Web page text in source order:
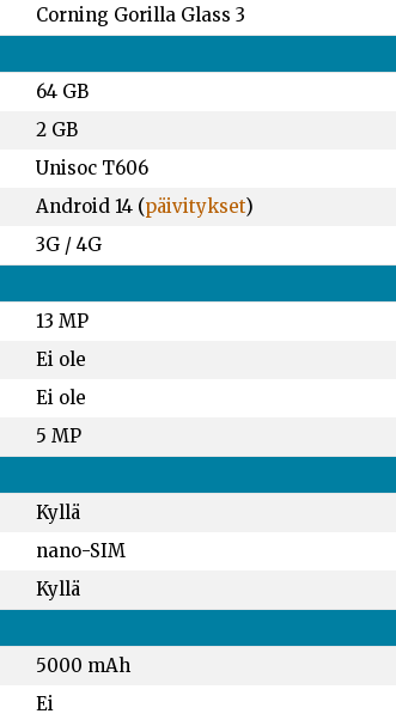
Corning Gorilla Glass 3
64 GB
2 GB
Unisoc T606
Android 14 (päivitykset)
3G / 4G
13 MP
Ei ole
Ei ole
5 MP
Kyllä
nano-SIM
Kyllä
5000 mAh
Ei